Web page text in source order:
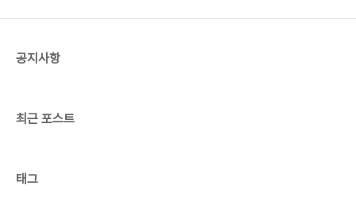
public String pubString = null; private
공지사항
최근 포스트
태그